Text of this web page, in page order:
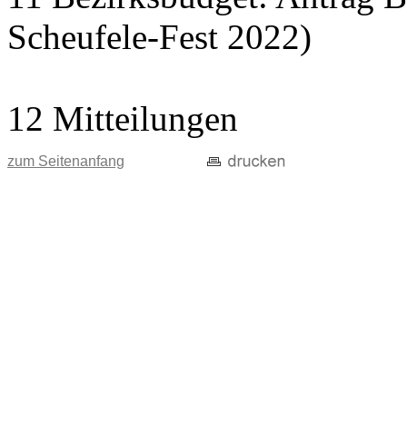
Scheufele-Fest 2022)
12 Mitteilungen
zum Seitenanfang